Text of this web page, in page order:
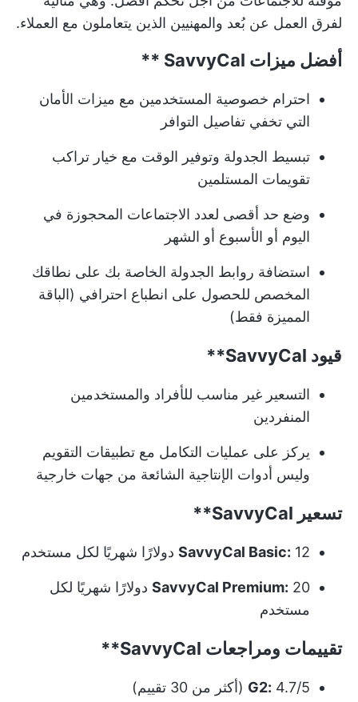
لفرق العمل عن بُعد والمهنيين الذين يتعاملون مع العملاء.
أفضل ميزات SavvyCal **
احترام خصوصية المستخدمين مع ميزات الأمان
التي تخفي تفاصيل التوافر
تبسيط الجدولة وتوفير الوقت مع خيار تراكب
تقويمات المستلمين
وضع حد أقصى لعدد الاجتماعات المحجوزة في
اليوم أو الأسبوع أو الشهر
استضافة روابط الجدولة الخاصة بك على نطاقك
المخصص للحصول على انطباع احترافي (الباقة
المميزة فقط)
قيود SavvyCal**
التسعير غير مناسب للأفراد والمستخدمين
المنفردين
يركز على عمليات التكامل مع تطبيقات التقويم
وليس أدوات الإنتاجية الشائعة من جهات خارجية
تسعير SavvyCal**
SavvyCal Basic: 12 دولارًا شهريًا لكل مستخدم
SavvyCal Premium: 20 دولارًا شهريًا لكل
مستخدم
تقييمات ومراجعات SavvyCal**
G2: 4.7/5 (أكثر من 30 تقييم)